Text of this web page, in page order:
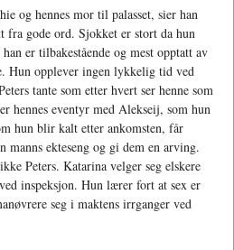
og hennes mor til palasset, sier han
fra gode ord. Sjokket er stort da hun
er tilbakestående og mest opptatt av
Hun opplever ingen lykkelig tid ved
tante som etter hvert ser henne som
hennes eventyr med Alekseij, som hun
hun blir kalt etter ankomsten, får
manns ekteseng og gi dem en arving.
Peters. Katarina velger seg elskere
inspeksjon. Hun lærer fort at sex er
seg i maktens irrganger ved